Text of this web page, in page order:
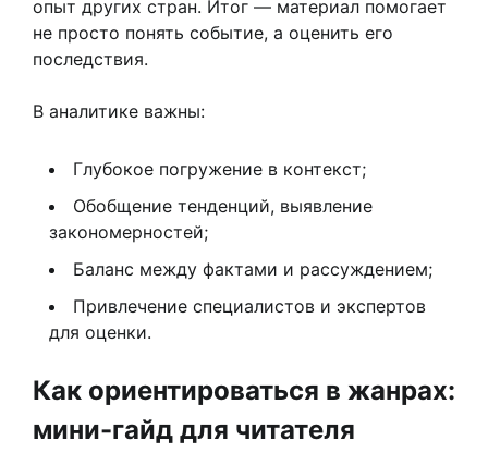
опыт других стран. Итог — материал помогает
не просто понять событие, а оценить его
последствия.
В аналитике важны:
Глубокое погружение в контекст;
Обобщение тенденций, выявление
закономерностей;
Баланс между фактами и рассуждением;
Привлечение специалистов и экспертов
для оценки.
Как ориентироваться в жанрах:
мини-гайд для читателя